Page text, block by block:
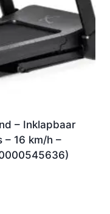
– Inklapbaar
– 16 km/h –